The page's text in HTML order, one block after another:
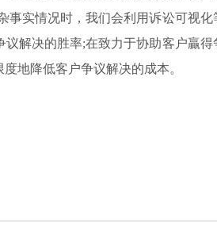
实情况时，我们会利用诉讼可视化
解决的胜率;在致力于协助客户贏
地降低客户争议解决的成本。